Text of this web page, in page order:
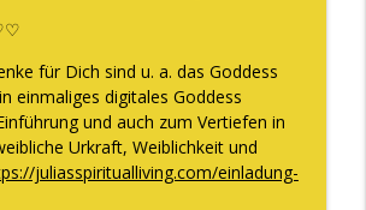
für Dich sind u. a. das Goddess
einmaliges digitales Goddess
und auch zum Vertiefen in
Urkraft, Weiblichkeit und
juliasspiritualliving.com/einladung-